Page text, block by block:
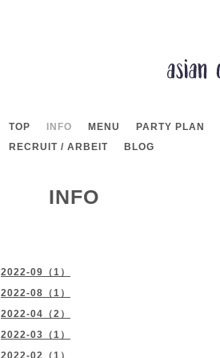
TOP INFO MENU PARTY PLAN
RECRUIT / ARBEIT
BLOG
2022-09（1）
2022-08（1）
2022-04（2）
2022-03（1）
2022-02（1）
INFO